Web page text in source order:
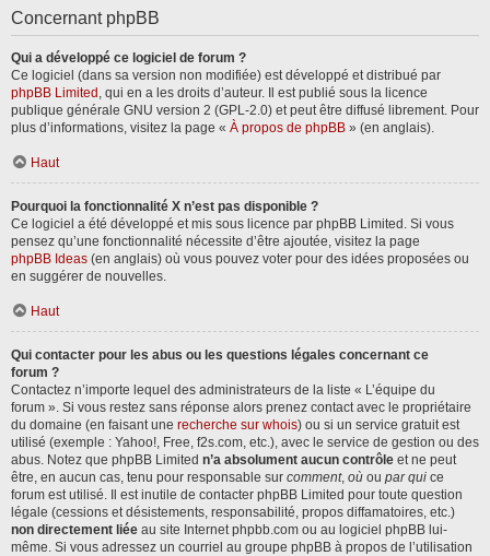
Concernant phpBB
Qui a développé ce logiciel de forum ?
Ce logiciel (dans sa version non modifiée) est développé et distribué par
phpBB Limited , qui en a les droits d’auteur. Il est publié sous la licence
publique générale GNU version 2 (GPL-2.0) et peut être diffusé librement. Pour
plus d’informations, visitez la page « À propos de phpBB » (en anglais).
Haut
Pourquoi la fonctionnalité X n’est pas disponible ?
Ce logiciel a été développé et mis sous licence par phpBB Limited. Si vous
pensez qu’une fonctionnalité nécessite d’être ajoutée, visitez la page
phpBB Ideas (en anglais) où vous pouvez voter pour des idées proposées ou
en suggérer de nouvelles.
Haut
Qui contacter pour les abus ou les questions légales concernant ce
forum ?
Contactez n’importe lequel des administrateurs de la liste « L’équipe du
forum ». Si vous restez sans réponse alors prenez contact avec le propriétaire
du domaine (en faisant une recherche sur whois) ou si un service gratuit est
utilisé (exemple : Yahoo!, Free, f2s.com, etc.), avec le service de gestion ou des
abus. Notez que phpBB Limited n’a absolument aucun contrôle et ne peut
être, en aucun cas, tenu pour responsable sur comment, où ou par qui ce
forum est utilisé. Il est inutile de contacter phpBB Limited pour toute question
légale (cessions et désistements, responsabilité, propos diffamatoires, etc.)
non directement liée au site Internet phpbb.com ou au logiciel phpBB lui-
même. Si vous adressez un courriel au groupe phpBB à propos de l’utilisation